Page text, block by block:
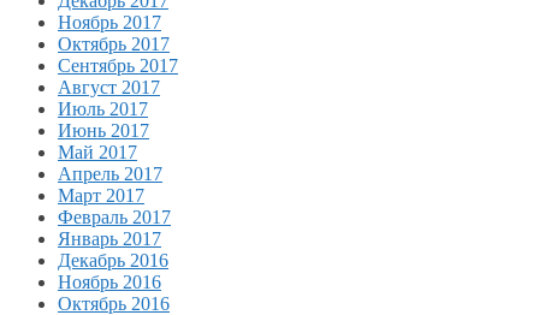
Ноябрь 2017
Октябрь 2017
Сентябрь 2017
Август 2017
Июль 2017
Июнь 2017
Май 2017
Апрель 2017
Март 2017
Февраль 2017
Январь 2017
Декабрь 2016
Ноябрь 2016
Октябрь 2016